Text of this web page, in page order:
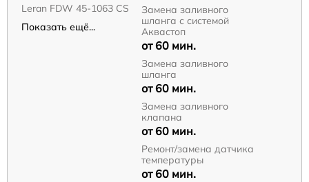
Leran FDW 45-1063 CS
Показать ещё...
Замена заливного
шланга с системой
Аквастоп
от 60 мин.
Замена заливного
шланга
от 60 мин.
Замена заливного
клапана
от 60 мин.
Ремонт/замена датчика
температуры
от 60 мин.